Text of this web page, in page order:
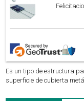
Es un tipo de estructura
superficie de cubierta